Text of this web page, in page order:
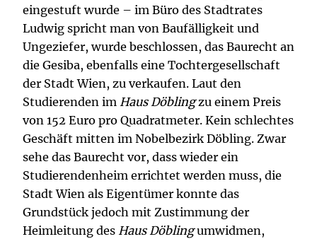
eingestuft wurde – im Büro des Stadtrates
Ludwig spricht man von Baufälligkeit und
Ungeziefer, wurde beschlossen, das Baurecht an
die Gesiba, ebenfalls eine Tochtergesellschaft
der Stadt Wien, zu verkaufen. Laut den
Studierenden im Haus Döblingzu einem Preis
von 152 Euro pro Quadratmeter. Kein schlechtes
Geschäft mitten im Nobelbezirk Döbling. Zwar
sehe das Baurecht vor, dass wieder ein
Studierendenheim errichtet werden muss, die
Stadt Wien als Eigentümer konnte das
Grundstück jedoch mit Zustimmung der
Heimleitung des Haus Döblingumwidmen,